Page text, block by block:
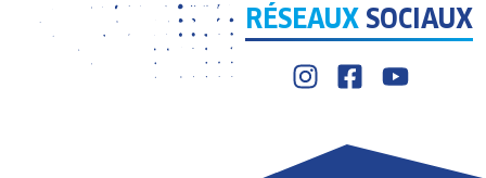
RÉSEAUX SOCIAUX